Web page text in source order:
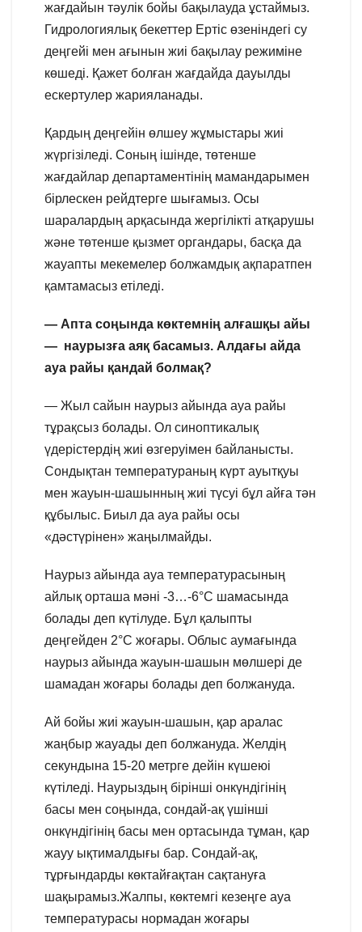
жағдайын тәулік бойы бақылауда ұстаймыз.
Гидрологиялық бекеттер Ертіс өзеніндегі су
деңгейі мен ағынын жиі бақылау режиміне
көшеді. Қажет болған жағдайда дауылды
ескертулер жарияланады.
Қардың деңгейін өлшеу жұмыстары жиі
жүргізіледі. Соның ішінде, төтенше
жағдайлар департаментінің мамандарымен
бірлескен рейдтерге шығамыз. Осы
шаралардың арқасында жергілікті атқарушы
және төтенше қызмет органдары, басқа да
жауапты мекемелер болжамдық ақпаратпен
қамтамасыз етіледі.
— Апта соңында көктемнің алғашқы айы
— наурызға аяқ басамыз. Алдағы айда
ауа райы қандай болмақ?
— Жыл сайын наурыз айында ауа райы
тұрақсыз болады. Ол синоптикалық
үдерістердің жиі өзгеруімен байланысты.
Сондықтан температураның күрт ауытқуы
мен жауын-шашынның жиі түсуі бұл айға тән
құбылыс. Биыл да ауа райы осы
«дәстүрінен» жаңылмайды.
Наурыз айында ауа температурасының
айлық орташа мәні -3…-6°С шамасында
болады деп күтілуде. Бұл қалыпты
деңгейден 2°С жоғары. Облыс аумағында
наурыз айында жауын-шашын мөлшері де
шамадан жоғары болады деп болжануда.
Ай бойы жиі жауын-шашын, қар аралас
жаңбыр жауады деп болжануда. Желдің
секундына 15-20 метрге дейін күшеюі
күтіледі. Наурыздың бірінші онкүндігінің
басы мен соңында, сондай-ақ үшінші
онкүндігінің басы мен ортасында тұман, қар
жауу ықтималдығы бар. Сондай-ақ,
тұрғындарды көктайғақтан сақтануға
шақырамыз.Жалпы, көктемгі кезеңге ауа
температурасы нормадан жоғары